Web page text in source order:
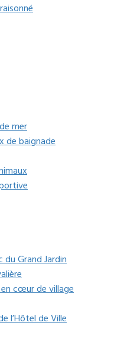
mer
de baignade
du Grand Jardin
cœur de village
l’Hôtel de Ville